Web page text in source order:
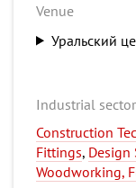
Venue
Уральский
Industrial
Construction
Fittings, Design
Woodworking,